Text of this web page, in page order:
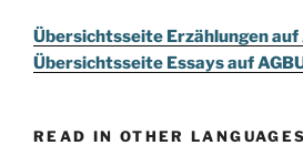
Übersichtsseite Erzählungen auf
Übersichtsseite Essays auf
READ IN OTHER LANGUAGES